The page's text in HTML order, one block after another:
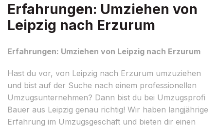
Erfahrungen: Umziehen von
Leipzig nach Erzurum
Erfahrungen: Umziehen von Leipzig nach Erzurum
Hast du vor, von Leipzig nach Erzurum umzuziehen
und bist auf der Suche nach einem professionellen
Umzugsunternehmen? Dann bist du bei Umzugsprofi
Bauer aus Leipzig genau richtig! Wir haben langjährige
Erfahrung im Umzugsgeschäft und bieten dir einen